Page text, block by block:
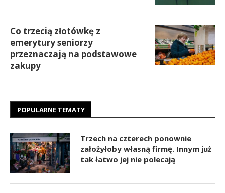
Co trzecią złotówkę z
emerytury seniorzy
przeznaczają na podstawowe
zakupy
POPULARNE TEMATY
Trzech na czterech ponownie
założyłoby własną firmę. Innym już
tak łatwo jej nie polecają